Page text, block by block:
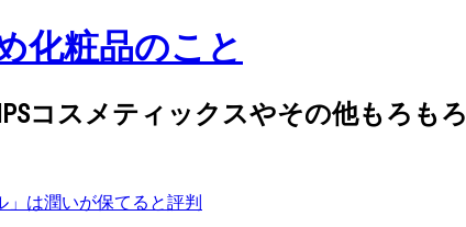
化粧品のこと
コスメティックスやその他もろもろ
」は潤いが保てると評判